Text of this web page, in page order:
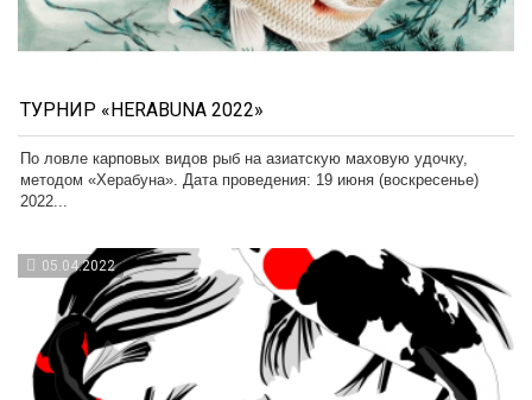
ТУРНИР «HERABUNA 2022»
По ловле карповых видов рыб на азиатскую маховую удочку,
методом «Херабуна». Дата проведения: 19 июня (воскресенье)
2022...
05.04.2022